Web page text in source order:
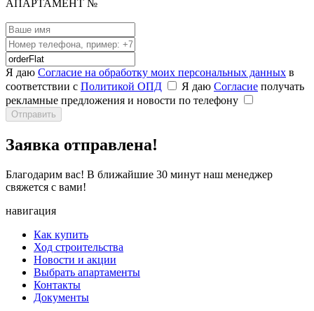
АПАРТАМЕНТ №
Я даю Согласие на обработку моих персональных данных в
соответствии с Политикой ОПД Я даю Согласие получать
рекламные предложения и новости по телефону
Отправить
Заявка отправлена!
Благодарим вас! В ближайшие 30 минут наш менеджер
свяжется с вами!
навигация
Как купить
Ход строительства
Новости и акции
Выбрать апартаменты
Контакты
Документы